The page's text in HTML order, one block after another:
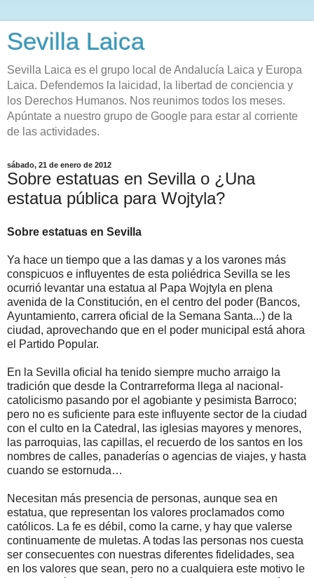
Sevilla Laica
Sevilla Laica es el grupo local de Andalucía Laica y Europa
Laica. Defendemos la laicidad, la libertad de conciencia y
los Derechos Humanos. Nos reunimos todos los meses.
Apúntate a nuestro grupo de Google para estar al corriente
de las actividades.
sábado, 21 de enero de 2012
Sobre estatuas en Sevilla o ¿Una
estatua pública para Wojtyla?
Sobre estatuas en Sevilla
Ya hace un tiempo que a las damas y a los varones más
conspicuos e influyentes de esta poliédrica Sevilla se les
ocurrió levantar una estatua al Papa Wojtyla en plena
avenida de la Constitución, en el centro del poder (Bancos,
Ayuntamiento, carrera oficial de la Semana Santa...) de la
ciudad, aprovechando que en el poder municipal está ahora
el Partido Popular.
En la Sevilla oficial ha tenido siempre mucho arraigo la
tradición que desde la Contrarreforma llega al nacional-
catolicismo pasando por el agobiante y pesimista Barroco;
pero no es suficiente para este influyente sector de la ciudad
con el culto en la Catedral, las iglesias mayores y menores,
las parroquias, las capillas, el recuerdo de los santos en los
nombres de calles, panaderías o agencias de viajes, y hasta
cuando se estornuda…
Necesitan más presencia de personas, aunque sea en
estatua, que representan los valores proclamados como
católicos. La fe es débil, como la carne, y hay que valerse
continuamente de muletas. A todas las personas nos cuesta
ser consecuentes con nuestras diferentes fidelidades, sea
en los valores que sean, pero no a cualquiera este motivo le